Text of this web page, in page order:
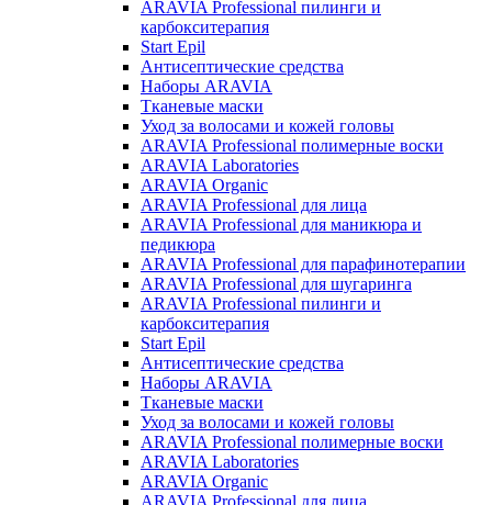
ARAVIA Professional пилинги и
карбокситерапия
Start Epil
Антисептические средства
Наборы ARAVIA
Тканевые маски
Уход за волосами и кожей головы
ARAVIA Professional полимерные воски
ARAVIA Laboratories
ARAVIA Organic
ARAVIA Professional для лица
ARAVIA Professional для маникюра и
педикюра
ARAVIA Professional для парафинотерапии
ARAVIA Professional для шугаринга
ARAVIA Professional пилинги и
карбокситерапия
Start Epil
Антисептические средства
Наборы ARAVIA
Тканевые маски
Уход за волосами и кожей головы
ARAVIA Professional полимерные воски
ARAVIA Laboratories
ARAVIA Organic
ARAVIA Professional для лица